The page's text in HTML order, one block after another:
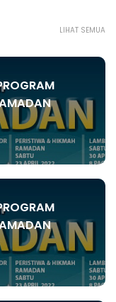
LIHAT SEMUA